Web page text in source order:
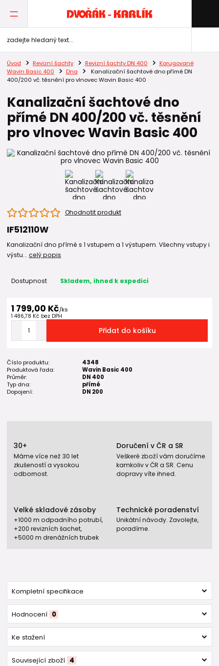
Úvod Revizní šachty Revizní šachty DN 400
Korugované
Wavin Basic 400
Dna
Kanalizační šachtové dno přímé DN
400/200 vč. těsnění pro vlnovec Wavin Basic 400
Kanalizační šachtové dno
přímé DN 400/200 vč. těsnění
pro vlnovec Wavin Basic 400
Ohodnotit produkt
IF512110W
Kanalizační dno přímé s 1 vstupem a 1 výstupem. Všechny vstupy i
výstu... celý popis
Dostupnost Skladem, ihned k expedici
1 799,00 Kč/ks
1 486,78 Kč bez DPH
Přidat do košíku
Číslo produktu:
4348
Produktová řada:
Wavin Basic 400
Průměr:
DN 400
Typ dna:
přímé
Dopojení:
DN 200
30+
Máme více než 30 let
zkušeností a vysokou
odbornost.
Doručení v ČR a SR
Veškeré zboží vám doručíme
kamkoliv v ČR a SR. Cenu
dopravy víte ihned.
Velké skladové zásoby
+1000 m odpadního potrubí,
+200 revizních šachet,
+5000 m drenážních trubek
Technické poradenství
Unikátní návody. Zavolejte,
poradíme.
Kompletní specifikace
Hodnocení 0
Ke stažení
Související zboží 4